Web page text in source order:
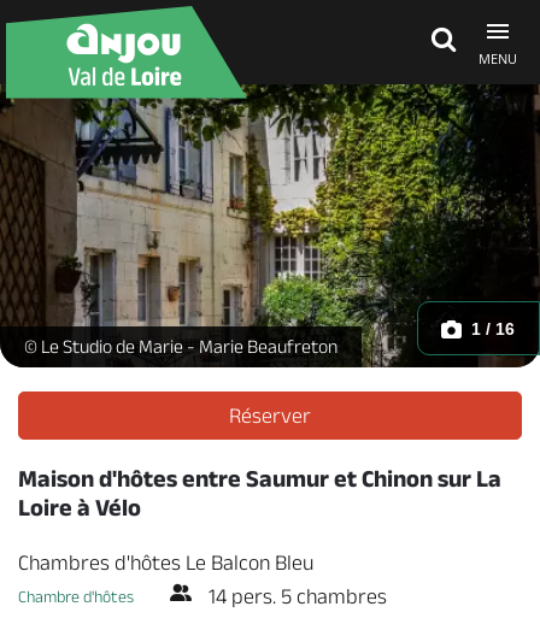
MENU
Découvrir
À voir, à faire
Agenda
Dormir, manger
Séjours, cadeaux
Chambres d'hôtes Le Balcon Bleu - Le patio_1 -
© Le Studio de Marie - Marie Beaufreton
1 / 16
Réserver
Maison d'hôtes entre Saumur et Chinon sur La
Loire à Vélo
Chambres d'hôtes Le Balcon Bleu
Chambre d'hôtes 14 pers. 5 chambres